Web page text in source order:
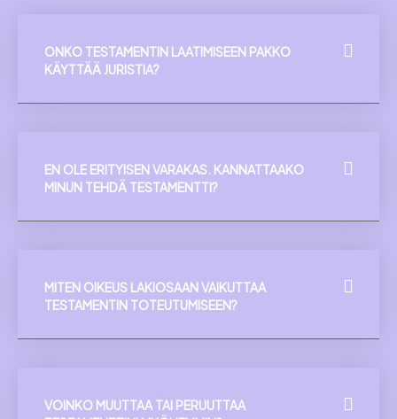
ONKO TESTAMENTIN LAATIMISEEN PAKKO
KÄYTTÄÄ JURISTIA?
EN OLE ERITYISEN VARAKAS. KANNATTAAKO
MINUN TEHDÄ TESTAMENTTI?
MITEN OIKEUS LAKIOSAAN VAIKUTTAA
TESTAMENTIN TOTEUTUMISEEN?
VOINKO MUUTTAA TAI PERUUTTAA